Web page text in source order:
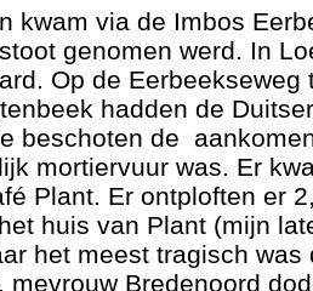
kwam via de Imbos
genomen werd. In
Op de Eerbeekseweg
hadden de
beschoten de
mortiervuur was. Er
Plant. Er ontploften er
huis van Plant (mijn
het meest tragisch was
mevrouw Bredenoord